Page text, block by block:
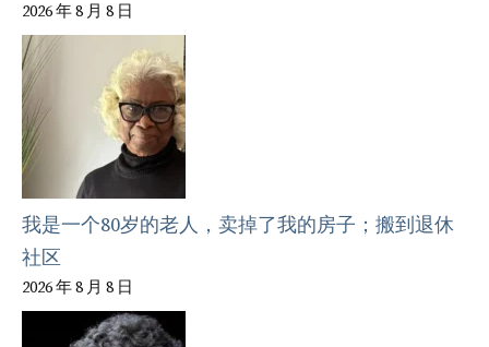
2026 年 8 月 8 日
我是一个80岁的老人，卖掉了我的房子；搬到退休
社区
2026 年 8 月 8 日